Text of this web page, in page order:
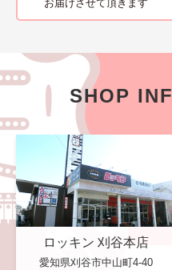
お届けさせて頂きます
SHOP
ロッキン 刈谷本店
愛知県刈谷市中山町4-40